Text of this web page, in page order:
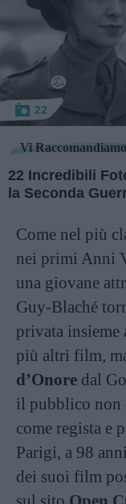
22
Vi
22 Incredibili
la Seconda
Come nel più
nei primi Anni
una giovane
Guy-Blaché
privata
più altri film,
d’Onore dal
il pubblico non
come regista e
Parigi, a 98
dei suoi film